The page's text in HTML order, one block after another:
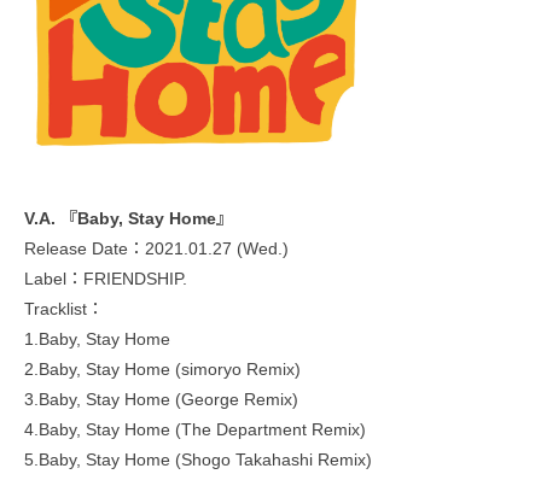
V.A. 『Baby, Stay Home』
Release Date：2021.01.27 (Wed.)
Label：FRIENDSHIP.
Tracklist：
1.Baby, Stay Home
2.Baby, Stay Home (simoryo Remix)
3.Baby, Stay Home (George Remix)
4.Baby, Stay Home (The Department Remix)
5.Baby, Stay Home (Shogo Takahashi Remix)